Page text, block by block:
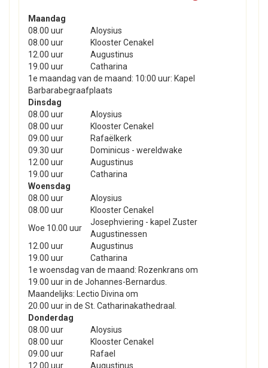
Maandag
08.00 uur
Aloysius
08.00 uur
Klooster Cenakel
12.00 uur
Augustinus
19.00 uur
Catharina
1e maandag van de maand: 10:00 uur: Kapel
Barbarabegraafplaats
Dinsdag
08.00 uur
Aloysius
08.00 uur
Klooster Cenakel
09.00 uur
Rafaëlkerk
09.30 uur
Dominicus - wereldwake
12.00 uur
Augustinus
19.00 uur
Catharina
Woensdag
08.00 uur
Aloysius
08.00 uur
Klooster Cenakel
Woe 10.00 uur
Josephviering - kapel Zuster
Augustinessen
12.00 uur
Augustinus
19.00 uur
Catharina
1e woensdag van de maand: Rozenkrans om
19.00 uur in de Johannes-Bernardus.
Maandelijks: Lectio Divina om
20.00 uur in de St. Catharinakathedraal.
Donderdag
08.00 uur
Aloysius
08.00 uur
Klooster Cenakel
09.00 uur
Rafael
12.00 uur
Augustinus